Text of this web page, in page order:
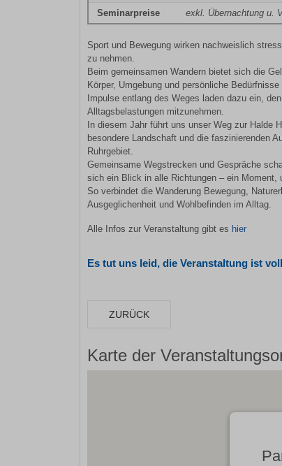
Seminarpreise exkl. Übernachtung u.
Sport und Bewegung wirken nachweislich
zu nehmen.
Beim gemeinsamen Wandern bietet sich die
Körper, Umgebung und persönliche
Impulse entlang des Weges laden dazu ein,
Alltagsbelastungen mitzunehmen.
In diesem Jahr führt uns unser Weg zur Halde
besondere Landschaft und die faszinierenden
Ruhrgebiet.
Gemeinsame Wegstrecken und Gespräche
sich ein Blick in alle Richtungen – ein Moment,
So verbindet die Wanderung Bewegung,
Ausgeglichenheit und Wohlbefinden im Alltag.
Alle Infos zur Veranstaltung gibt es hier
Es tut uns leid, die Veranstaltung ist
ZURÜCK
Karte der